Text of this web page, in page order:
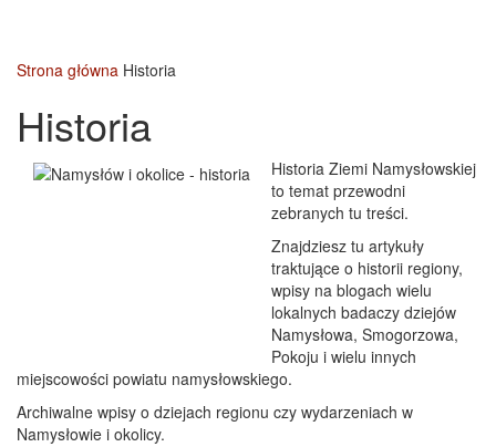
Strona główna Historia
Historia
Historia Ziemi Namysłowskiej
to temat przewodni
zebranych tu treści.
Znajdziesz tu artykuły
traktujące o historii regiony,
wpisy na blogach wielu
lokalnych badaczy dziejów
Namysłowa, Smogorzowa,
Pokoju i wielu innych
miejscowości powiatu namysłowskiego.
Archiwalne wpisy o dziejach regionu czy wydarzeniach w
Namysłowie i okolicy.